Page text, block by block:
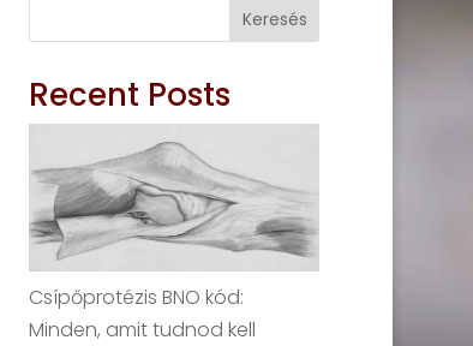
Keresés
Recent Posts
Csípőprotézis BNO kód:
Minden, amit tudnod kell